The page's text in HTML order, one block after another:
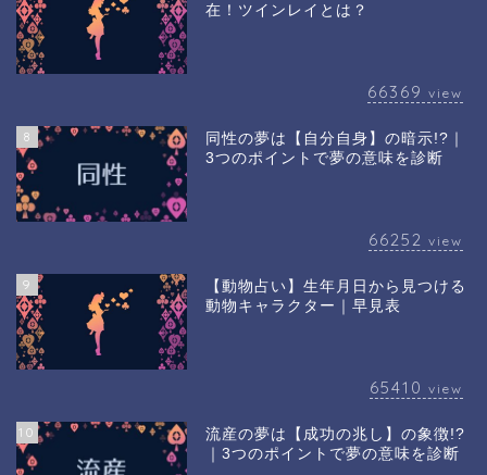
在！ツインレイとは？
66369 view
8
同性の夢は【自分自身】の暗示!?｜
3つのポイントで夢の意味を診断
66252 view
9
【動物占い】生年月日から見つける
動物キャラクター｜早見表
65410 view
10
流産の夢は【成功の兆し】の象徴!?
｜3つのポイントで夢の意味を診断